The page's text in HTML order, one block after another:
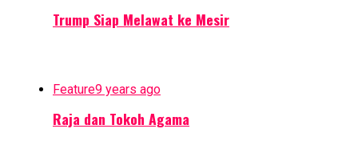
Trump Siap Melawat ke Mesir
Feature9 years ago
Raja dan Tokoh Agama